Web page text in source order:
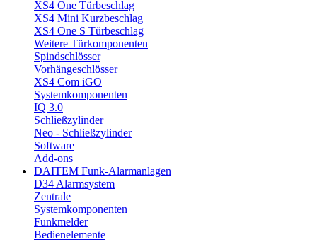
XS4 One Türbeschlag
XS4 Mini Kurzbeschlag
XS4 One S Türbeschlag
Weitere Türkomponenten
Spindschlösser
Vorhängeschlösser
XS4 Com iGO
Systemkomponenten
IQ 3.0
Schließzylinder
Neo - Schließzylinder
Software
Add-ons
DAITEM Funk-Alarmanlagen
D34 Alarmsystem
Zentrale
Systemkomponenten
Funkmelder
Bedienelemente